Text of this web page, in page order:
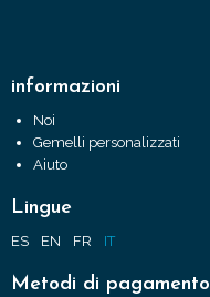
informazioni
Noi
Gemelli personalizzati
Aiuto
Lingue
ES EN FR IT
Metodi di pagamento